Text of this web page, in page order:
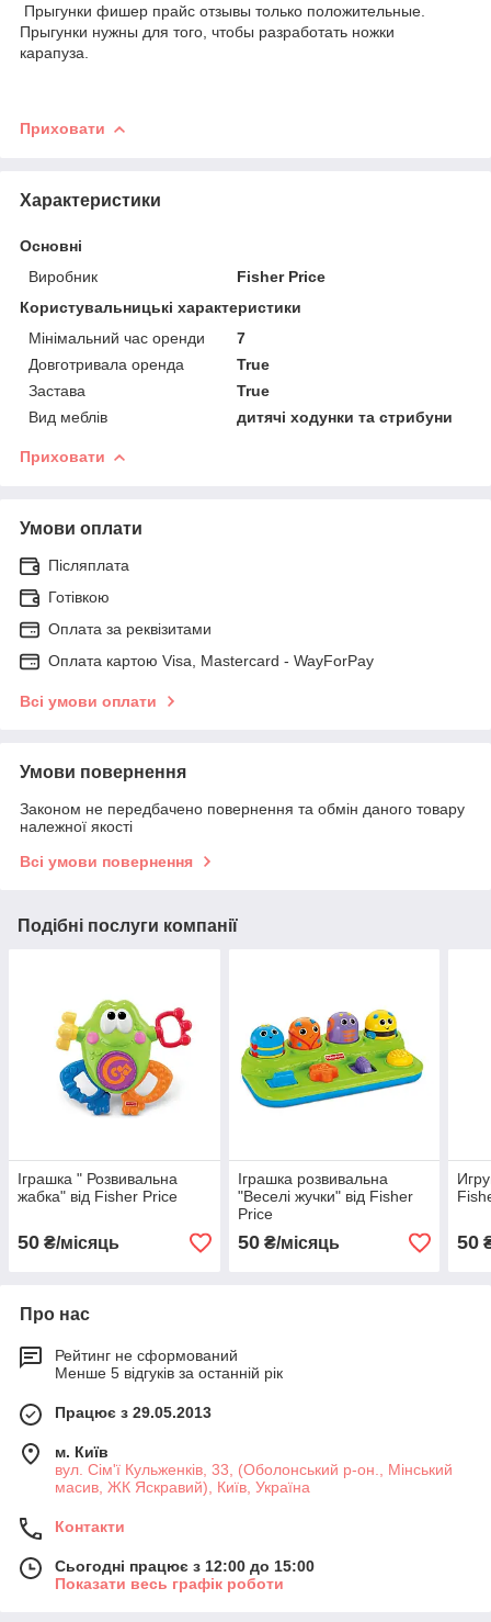
Прыгунки фишер прайс отзывы только положительные.
Прыгунки нужны для того, чтобы разработать ножки
карапуза.
Приховати
Характеристики
Основні
Виробник
Fisher Price
Користувальницькі характеристики
Мінімальний час оренди
7
Довготривала оренда
True
Застава
True
Вид меблів
дитячі ходунки та стрибуни
Приховати
Умови оплати
Післяплата
Готівкою
Оплата за реквізитами
Оплата картою Visa, Mastercard - WayForPay
Всі умови оплати
Умови повернення
Законом не передбачено повернення та обмін даного товару
належної якості
Всі умови повернення
Подібні послуги компанії
Іграшка " Розвивальна
жабка" від Fisher Price
50 ₴/місяць
Іграшка розвивальна
"Веселі жучки" від Fisher
Price
50₴/місяць 50
Про нас
Рейтинг не сформований
Менше 5 відгуків за останній рік
Працює з 29.05.2013
м. Київ
вул. Сім'ї Кульженків, 33, (Оболонський р-он., Мінський
масив, ЖК Яскравий), Київ, Україна
Контакти
Сьогодні працює з 12:00 до 15:00
Показати весь графік роботи